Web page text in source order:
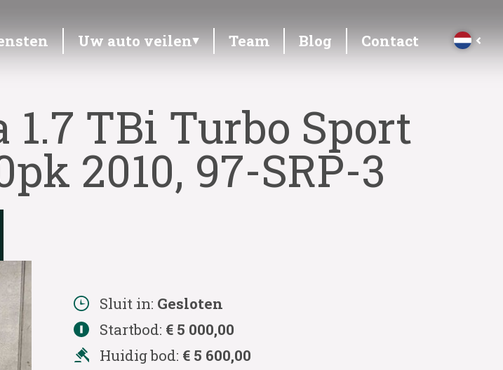
Uw auto veilen Team Blog Contact
1.7 TBi Turbo Sport
2010, 97-SRP-3
Sluit in: Gesloten
Startbod: € 5 000,00
Huidig bod: € 5 600,00